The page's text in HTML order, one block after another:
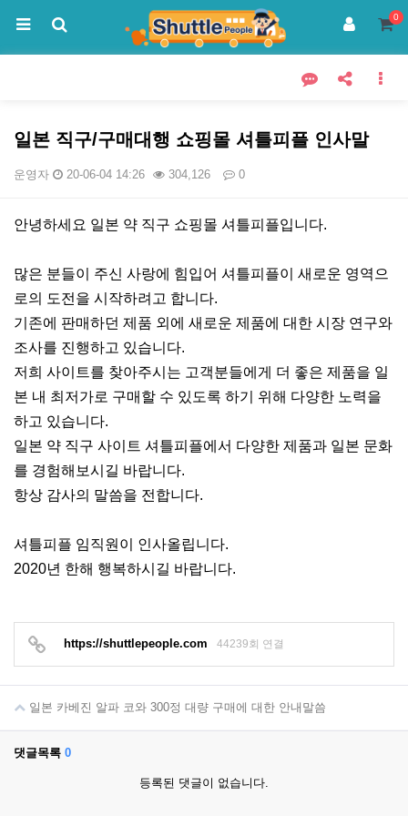
0
일본 직구/구매대행 쇼핑몰 셔틀피플 인사말
운영자 20-06-04 14:26 304,126 0
본문
안녕하세요 일본 약 직구 쇼핑몰 셔틀피플입니다.
많은 분들이 주신 사랑에 힘입어 셔틀피플이 새로운 영역으
로의 도전을 시작하려고 합니다.
기존에 판매하던 제품 외에 새로운 제품에 대한 시장 연구와
조사를 진행하고 있습니다.
저희 사이트를 찾아주시는 고객분들에게 더 좋은 제품을 일
본 내 최저가로 구매할 수 있도록 하기 위해 다양한 노력을
하고 있습니다.
일본 약 직구 사이트 셔틀피플에서 다양한 제품과 일본 문화
를 경험해보시길 바랍니다.
항상 감사의 말씀을 전합니다.
셔틀피플 임직원이 인사올립니다.
2020년 한해 행복하시길 바랍니다.
https://shuttlepeople.com 44239회 연결
일본 카베진 알파 코와 300정 대량 구매에 대한 안내말씀
댓글목록 0
등록된 댓글이 없습니다.